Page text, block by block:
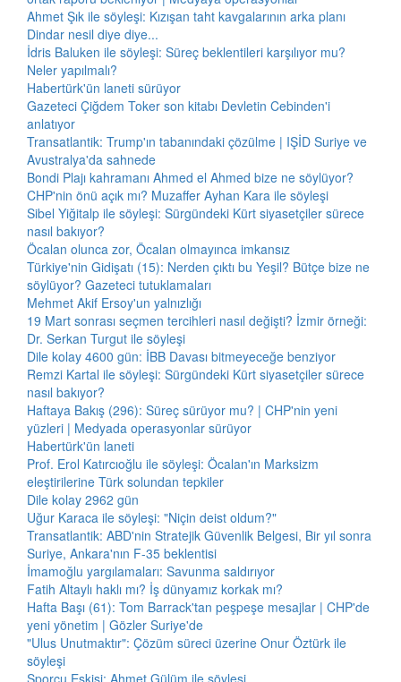
Ahmet Şık ile söyleşi: Kızışan taht kavgalarının arka planı
Dindar nesil diye diye...
İdris Baluken ile söyleşi: Süreç beklentileri karşılıyor mu?
Neler yapılmalı?
Habertürk'ün laneti sürüyor
Gazeteci Çiğdem Toker son kitabı Devletin Cebinden'i
anlatıyor
Transatlantik: Trump'ın tabanındaki çözülme | IŞİD Suriye ve
Avustralya'da sahnede
Bondi Plajı kahramanı Ahmed el Ahmed bize ne söylüyor?
CHP'nin önü açık mı? Muzaffer Ayhan Kara ile söyleşi
Sibel Yiğitalp ile söyleşi: Sürgündeki Kürt siyasetçiler sürece
nasıl bakıyor?
Öcalan olunca zor, Öcalan olmayınca imkansız
Türkiye'nin Gidişatı (15): Nerden çıktı bu Yeşil? Bütçe bize ne
söylüyor? Gazeteci tutuklamaları
Mehmet Akif Ersoy'un yalnızlığı
19 Mart sonrası seçmen tercihleri nasıl değişti? İzmir örneği:
Dr. Serkan Turgut ile söyleşi
Dile kolay 4600 gün: İBB Davası bitmeyeceğe benziyor
Remzi Kartal ile söyleşi: Sürgündeki Kürt siyasetçiler sürece
nasıl bakıyor?
Haftaya Bakış (296): Süreç sürüyor mu? | CHP'nin yeni
yüzleri | Medyada operasyonlar sürüyor
Habertürk'ün laneti
Prof. Erol Katırcıoğlu ile söyleşi: Öcalan'ın Marksizm
eleştirilerine Türk solundan tepkiler
Dile kolay 2962 gün
Uğur Karaca ile söyleşi: "Niçin deist oldum?"
Transatlantik: ABD'nin Stratejik Güvenlik Belgesi, Bir yıl sonra
Suriye, Ankara'nın F-35 beklentisi
İmamoğlu yargılamaları: Savunma saldırıyor
Fatih Altaylı haklı mı? İş dünyamız korkak mı?
Hafta Başı (61): Tom Barrack'tan peşpeşe mesajlar | CHP'de
yeni yönetim | Gözler Suriye'de
"Ulus Unutmaktır": Çözüm süreci üzerine Onur Öztürk ile
söyleşi
Sporcu Eskisi: Ahmet Gülüm ile söyleşi